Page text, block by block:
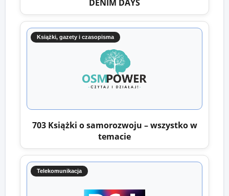
DENIM DAYS
Książki, gazety i czasopisma
703 Książki o samorozwoju – wszystko w
temacie
Telekomunikacja